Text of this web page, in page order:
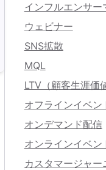
インフルエンサ
ウェビナー
SNS拡散
MQL
LTV（顧客生涯価
オフラインイベン
オンデマンド配信
オンラインイベン
カスタマージャー